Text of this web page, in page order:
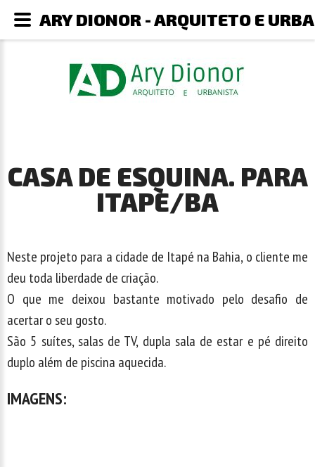
CASA DE ESQUINA. PARA
ITAPE/BA
Neste projeto para a cidade de Itapé na Bahia, o cliente me
deu toda liberdade de criação.
O que me deixou bastante motivado pelo desafio de
acertar o seu gosto.
São 5 suítes, salas de TV, dupla sala de estar e pé direito
duplo além de piscina aquecida.
IMAGENS:
ARY DIONOR - ARQUITETO E